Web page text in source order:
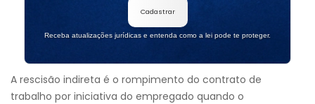
Cadastrar
Receba atualizações jurídicas e entenda como a lei pode te proteger.
A rescisão indireta é o rompimento do contrato de
trabalho por iniciativa do empregado quando o